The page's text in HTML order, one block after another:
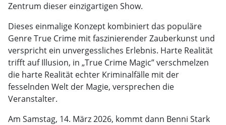
Zentrum dieser einzigartigen Show.
Dieses einmalige Konzept kombiniert das populäre
Genre True Crime mit faszinierender Zauberkunst und
verspricht ein unvergessliches Erlebnis. Harte Realität
trifft auf Illusion, in „True Crime Magic” verschmelzen
die harte Realität echter Kriminalfälle mit der
fesselnden Welt der Magie, versprechen die
Veranstalter.
Am Samstag, 14. März 2026, kommt dann Benni Stark